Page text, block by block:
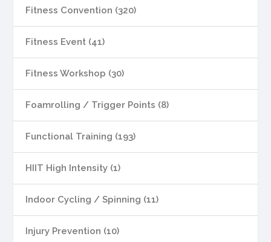
Fitness Convention (320)
Fitness Event (41)
Fitness Workshop (30)
Foamrolling / Trigger Points (8)
Functional Training (193)
HIIT High Intensity (1)
Indoor Cycling / Spinning (11)
Injury Prevention (10)